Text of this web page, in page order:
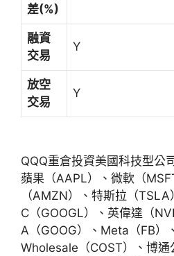
差(%)
融資
交易
Y
放空
交易
Y
QQQ重倉投資美國科技型公
蘋果（AAPL）、微軟（
（AMZN）、特斯拉（
C（GOOGL）、英偉達（
A（GOOG）、Meta（FB）
Wholesale（COST）、博通